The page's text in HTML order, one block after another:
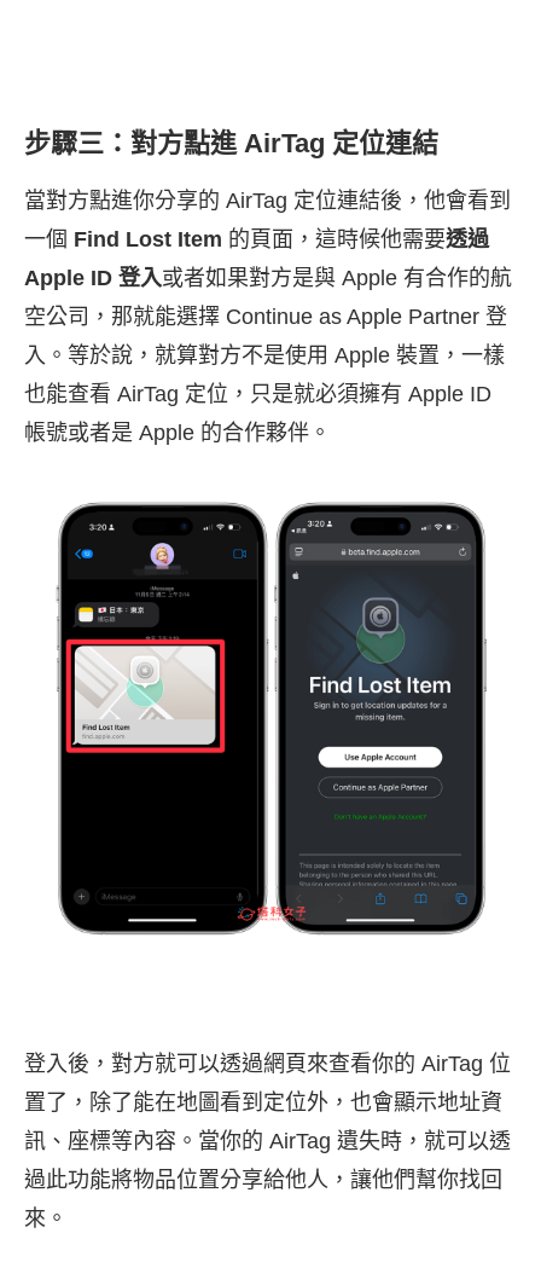
步驟三：對方點進 AirTag 定位連結
當對方點進你分享的 AirTag 定位連結後，他會看到
一個 Find Lost Item 的頁面，這時候他需要透過
Apple ID 登入或者如果對方是與 Apple 有合作的航
空公司，那就能選擇 Continue as Apple Partner 登
入。等於說，就算對方不是使用 Apple 裝置，一樣
也能查看 AirTag 定位，只是就必須擁有 Apple ID
帳號或者是 Apple 的合作夥伴。
登入後，對方就可以透過網頁來查看你的 AirTag 位
置了，除了能在地圖看到定位外，也會顯示地址資
訊、座標等內容。當你的 AirTag 遺失時，就可以透
過此功能將物品位置分享給他人，讓他們幫你找回
來。